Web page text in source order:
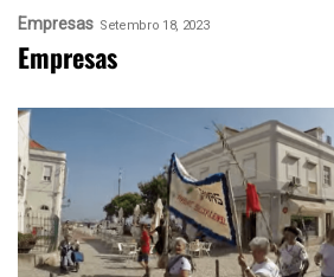
Empresas Setembro 18, 2023
Empresas